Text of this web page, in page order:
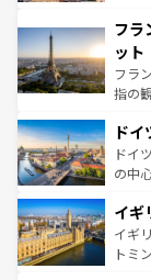
ませ
なお
しい。
文化
れる
る。
アー
せる
ンテ
フラ
ット
フラ
指の
で、
聖堂
から
いる
香り
らに
ドイ
ドイ
の中
顔を
ルリ
して
イギ
イギ
トミ